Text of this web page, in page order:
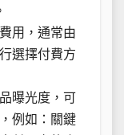
用，通常由
選擇付費方
曝光度，可
例如：關鍵